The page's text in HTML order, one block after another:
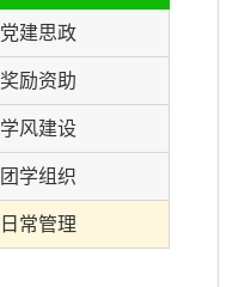
党建思政
奖励资助
学风建设
团学组织
日常管理